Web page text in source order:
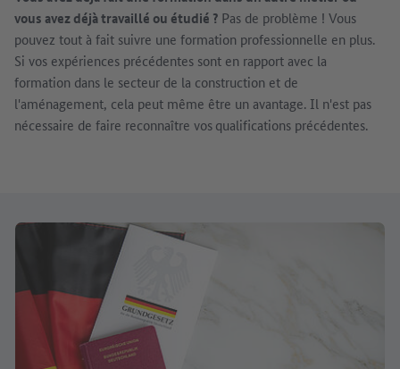
vous avez déjà travaillé ou étudié ? Pas de problème ! Vous
pouvez tout à fait suivre une formation professionnelle en plus.
Si vos expériences précédentes sont en rapport avec la
formation dans le secteur de la construction et de
l'aménagement, cela peut même être un avantage. Il n'est pas
nécessaire de faire reconnaître vosqualifications précédentes.